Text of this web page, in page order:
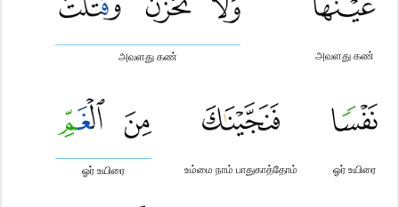
அவளது கண்
அவளது கண்
ஓர் உயிரை
உம்மை நாம் பாதுகாத்தோம்
ஓர் உயிரை